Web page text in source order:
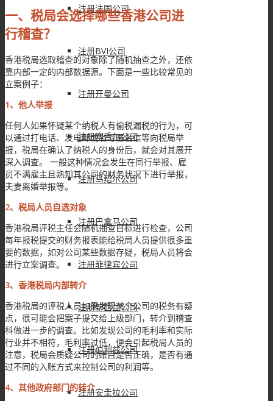
注册法国公司
注册BVI公司
注册开曼公司
注册塞舌尔公司
注册马绍尔公司
注册巴拿马公司
注册菲律宾公司
注册新西兰公司
注册伯利兹公司
注册安圭拉公司
一、税局会选择哪些香港公司进
行稽查？
香港税局选取稽查的对象除了随机抽查之外，还依
靠内部一定的内部数据源。下面是一些比较常见的
立案例子：
1、他人举报
任何人如果怀疑某个纳税人有偷税漏税的行为，可
以通过打电话、发电邮或者写匿名信等向税局举
报，税局在确认了纳税人的身份后，就会对其展开
深入调查。 一般这种情况会发生在同行举报、雇
员不满雇主且熟知其公司的财务状况下进行举报，
夫妻离婚举报等。
2、税局人员自选对象
香港税局评税主任会随机抽查目标进行检查，公司
每年报税提交的财务报表能给税局人员提供很多重
要的数据，如对公司某些数据存疑，税局人员将会
进行立案调查。
3、香港税局内部转介
香港税局的评税人员如果发现某个公司的税务有疑
点，很可能会把案子提交给上级部门，转介到稽查
科做进一步的调查。比如发现公司的毛利率和实际
行业并不相符，毛利率过低，便会引起税局人员的
注意，税局会质疑公司的账目是否正确，是否有通
过不同的入账方式来控制公司的利润等。
4、其他政府部门的转介